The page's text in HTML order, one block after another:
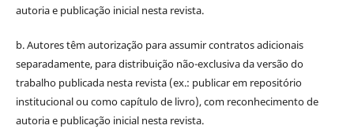
autoria e publicação inicial nesta revista.
b. Autores têm autorização para assumir contratos adicionais
separadamente, para distribuição não-exclusiva da versão do
trabalho publicada nesta revista (ex.: publicar em repositório
institucional ou como capítulo de livro), com reconhecimento de
autoria e publicação inicial nesta revista.